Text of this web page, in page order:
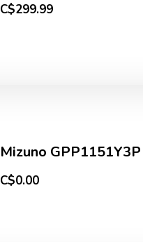
C$299.99
Mizuno
C$0.00